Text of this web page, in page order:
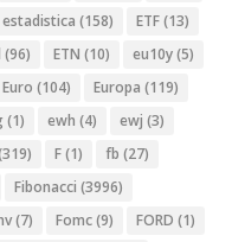
estadistica (158) ETF(13)
(96) ETN (10) eu10y(5)
Euro (104) Europa (119)
(1) ewh (4) ewj (3)
F(1) fb (27)
Fibonacci (3996)
(7) Fomc(9) FORD (1)